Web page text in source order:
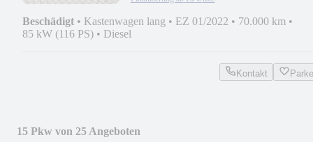
Beschädigt • Kastenwagen lang • EZ 01/2022 • 70.000 km •
85 kW (116 PS) • Diesel
Kontakt
15 Pkw von 25 Angeboten